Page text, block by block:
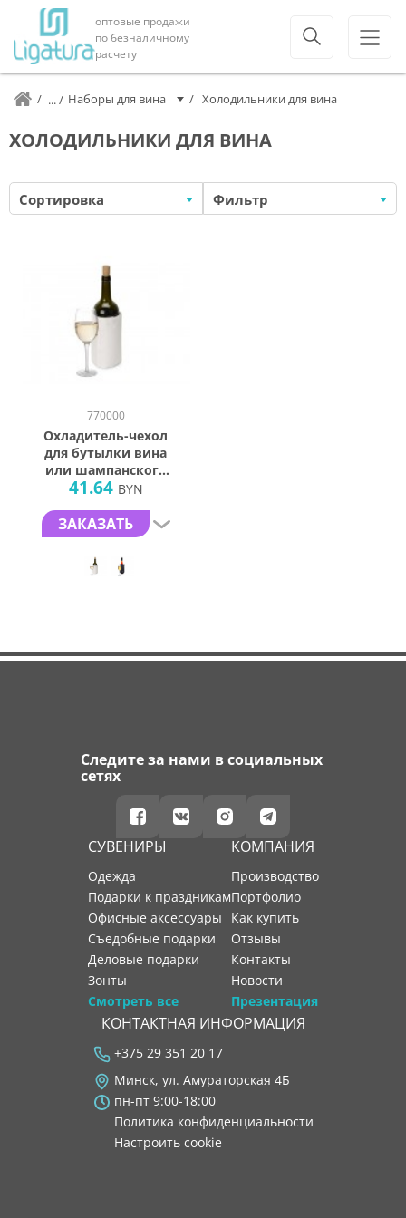
оптовые продажи
по безналичному
расчету
Наборы для вина Холодильники для вина
ХОЛОДИЛЬНИКИ ДЛЯ ВИНА
Сортировка Фильтр
770000
Охладитель-чехол
для бутылки вина
или шампанского
«Cooling wrap»
41.64 BYN
ЗАКАЗАТЬ
Следите за нами в социальных
сетях
СУВЕНИРЫ
Одежда
Подарки к праздникам
Офисные аксессуары
Съедобные подарки
Деловые подарки
Зонты
Смотреть все
КОМПАНИЯ
производство
портфолио
как купить
отзывы
контакты
новости
Презентация
КОНТАКТНАЯ ИНФОРМАЦИЯ
+375 29 351 20 17
Минск, ул. Амураторская 4Б
пн-пт 9:00-18:00
Политика конфиденциальности
Настроить cookie